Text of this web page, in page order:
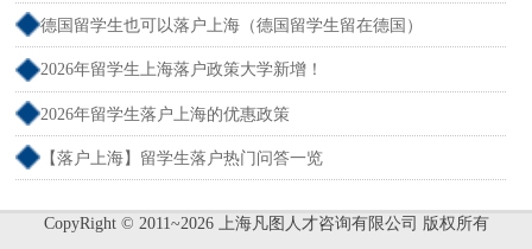
德国留学生也可以落户上海（德国留学生留在德国）
2026年留学生上海落户政策大学新增！
2026年留学生落户上海的优惠政策
【落户上海】留学生落户热门问答一览
CopyRight © 2011~2026 上海凡图人才咨询有限公司 版权所有